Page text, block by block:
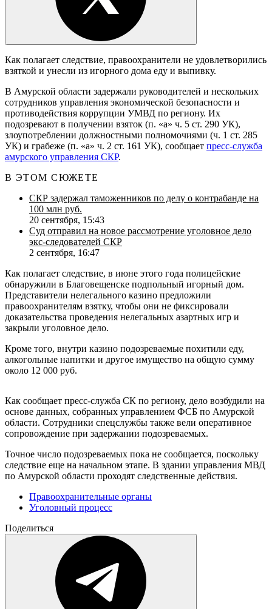
Как полагает следствие, правоохранители не удовлетворились
взяткой и унесли из игорного дома еду и выпивку.
В Амурской области задержали руководителей и нескольких
сотрудников управления экономической безопасности и
противодействия коррупции УМВД по региону. Их
подозревают в получении взяток (п. «а» ч. 5 ст. 290 УК),
злоупотреблении должностными полномочиями (ч. 1 ст. 285
УК) и грабеже (п. «а» ч. 2 ст. 161 УК), сообщает пресс-служба
амурского управления СКР.
В ЭТОМ СЮЖЕТЕ
СКР задержал таможенников по делу о контрабанде на
100 млн руб.
20 сентября, 15:43
Суд отправил на новое рассмотрение уголовное дело
экс-следователей СКР
2 сентября, 16:47
Как полагает следствие, в июне этого года полицейские
обнаружили в Благовещенске подпольный игорный дом.
Представители нелегального казино предложили
правоохранителям взятку, чтобы они не фиксировали
доказательства проведения нелегальных азартных игр и
закрыли уголовное дело.
Кроме того, внутри казино подозреваемые похитили еду,
алкогольные напитки и другое имущество на общую сумму
около 12 000 руб.
Как сообщает пресс-служба СК по региону, дело возбудили на
основе данных, собранных управлением ФСБ по Амурской
области. Сотрудники спецслужбы также вели оперативное
сопровождение при задержании подозреваемых.
Точное число подозреваемых пока не сообщается, поскольку
следствие еще на начальном этапе. В здании управления МВД
по Амурской области проходят следственные действия.
Правоохранительные органы
Уголовный процесс
Поделиться